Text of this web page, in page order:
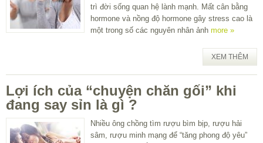
trì đời sống quan hệ lành mạnh. Mất cân bằng
hormone và nồng độ hormone gây stress cao là
một trong số các nguyên nhân ảnh more »
XEM THÊM
Lợi ích của “chuyện chăn gối” khi
đang say sỉn là gì ?
Nhiều ông chồng tìm rượu bìm bịp, rượu hải
sâm, rượu minh mạng để “tăng phong độ yêu”